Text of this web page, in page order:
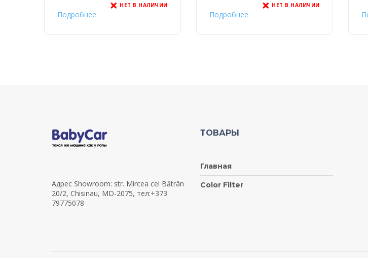
НЕТ В НАЛИЧИИ
Подробнее
НЕТ В НАЛИЧИИ
Подробнее
Адрес Showroom: str. Mircea cel Bătrân
20/2, Chisinau, MD-2075, тел:+373
79775078
ТОВАРЫ
Главная
Color Filter